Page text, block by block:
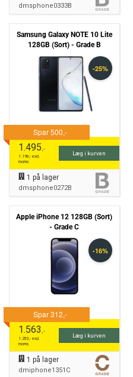
dmsphone0333B
Samsung Galaxy NOTE 10 Lite
128GB (Sort) - Grade B
1.495,-
1.196,- excl.
moms
Læg i kurven
1 på lager
dmsphone0272B
Apple iPhone 12 128GB (Sort)
- Grade C
1.563,-
1.250,- excl.
moms
Læg i kurven
1 på lager
dmiphone1351C